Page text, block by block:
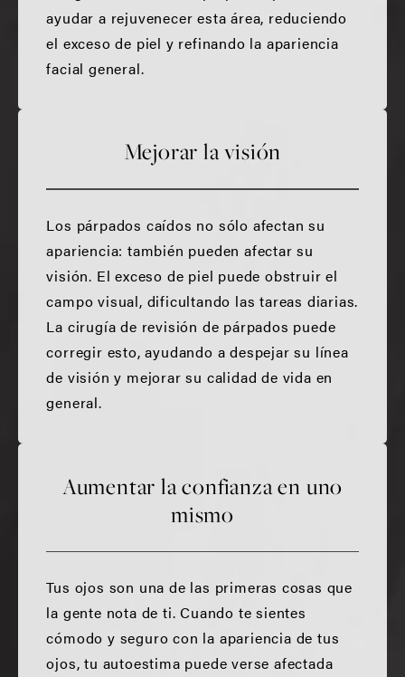
ayudar a rejuvenecer esta área, reduciendo
el exceso de piel y refinando la apariencia
facial general.
Mejorar la visión
Los párpados caídos no sólo afectan su
apariencia: también pueden afectar su
visión. El exceso de piel puede obstruir el
campo visual, dificultando las tareas diarias.
La cirugía de revisión de párpados puede
corregir esto, ayudando a despejar su línea
de visión y mejorar su calidad de vida en
general.
Aumentar la confianza en uno
mismo
Tus ojos son una de las primeras cosas que
la gente nota de ti. Cuando te sientes
cómodo y seguro con la apariencia de tus
ojos, tu autoestima puede verse afectada